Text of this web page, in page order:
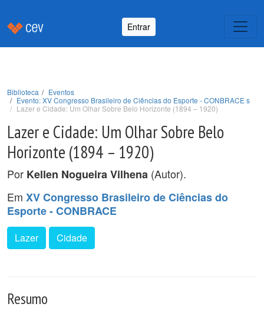
Entrar
Biblioteca
Eventos
Evento: XV Congresso Brasileiro de Ciências do Esporte - CONBRACE s
Lazer e Cidade: Um Olhar Sobre Belo Horizonte (1894 – 1920)
Lazer e Cidade: Um Olhar Sobre Belo
Horizonte (1894 – 1920)
Por Kellen Nogueira Vilhena (Autor).
Em XV Congresso Brasileiro de Ciências do
Esporte - CONBRACE
Lazer Cidade
Resumo